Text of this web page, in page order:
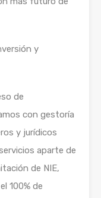
y
de
con gestoría
y jurídicos
aparte de
de NIE,
100% de